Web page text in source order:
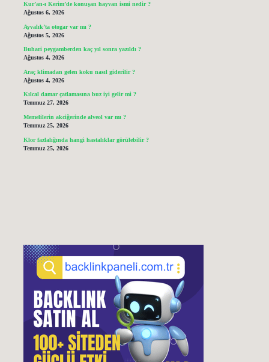
Kur’an-ı Kerim’de konuşan hayvan ismi nedir ?
Ağustos 6, 2026
Ayvalık’ta otogar var mı ?
Ağustos 5, 2026
Buhari peygamberden kaç yıl sonra yazıldı ?
Ağustos 4, 2026
Araç klimadan gelen koku nasıl giderilir ?
Ağustos 4, 2026
Kılcal damar çatlamasına buz iyi gelir mi ?
Temmuz 27, 2026
Memelilerin akciğerinde alveol var mı ?
Temmuz 25, 2026
Klor fazlalığında hangi hastalıklar görülebilir ?
Temmuz 25, 2026